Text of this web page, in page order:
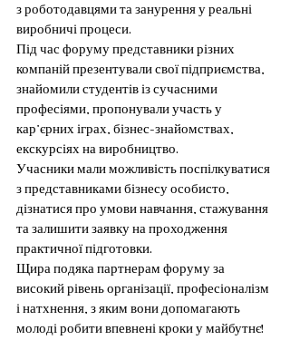
з роботодавцями та занурення у реальні
виробничі процеси.
Під час форуму представники різних
компаній презентували свої підприємства,
знайомили студентів із сучасними
професіями, пропонували участь у
кар’єрних іграх, бізнес-знайомствах,
екскурсіях на виробництво.
Учасники мали можливість поспілкуватися
з представниками бізнесу особисто,
дізнатися про умови навчання, стажування
та залишити заявку на проходження
практичної підготовки.
Щира подяка партнерам форуму за
високий рівень організації, професіоналізм
і натхнення, з яким вони допомагають
молоді робити впевнені кроки у майбутнє!